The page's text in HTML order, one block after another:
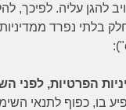
עליה. לפיכך,
בלתי נפרד ממדיניות
"):
הפרטיות, לפני
בו, כפוף לתנאי